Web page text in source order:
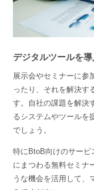
デジタルツールを導
展示会やセミナーに参
ったり、それを解決す
す。自社の課題を解決
るシステムやツールを
でしょう。
特にBtoB向けのサービ
にまつわる無料セミナ
うな機会を活用して、